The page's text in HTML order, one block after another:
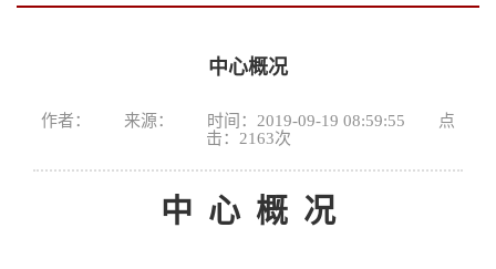
中心概况
作者： 来源： 时间：2019-09-19 08:59:55 点
击： 2163次
中 心 概 况